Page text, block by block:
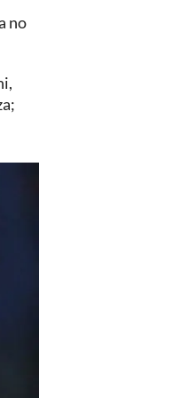
no